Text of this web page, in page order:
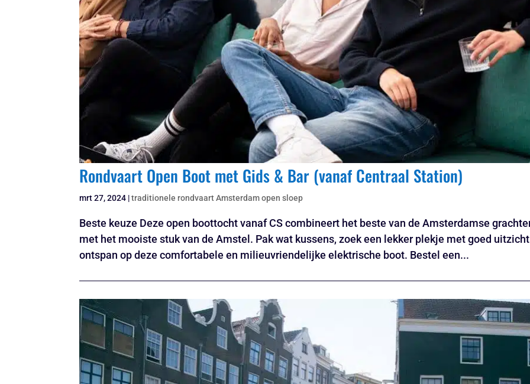
Rondvaart Open Boot met Gids & Bar (vanaf Centraal Station)
mrt 27, 2024 |traditionele rondvaart Amsterdam open sloep
Beste keuze Deze open boottocht vanaf CS combineert het beste van de Amsterdamse
met het mooiste stuk van de Amstel. Pak wat kussens, zoek een lekker plekje met goed
ontspan op deze comfortabele en milieuvriendelijke elektrische boot. Bestel een...